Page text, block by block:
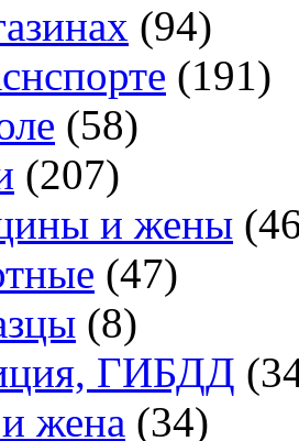
(94)
(191)
(58)
(207)
и жены
(47)
(8)
ГИБДД
жена (34)